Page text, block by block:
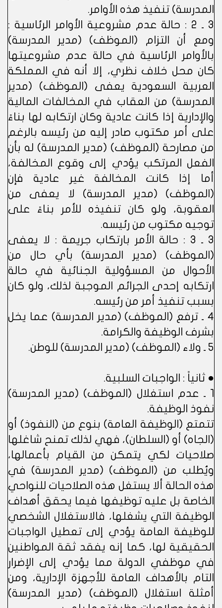
المدرسة) تنفيذ هذه الأوامر.
3 ـ 2 : حالة عدم مشروعية الأوامر الرئاسية :
ومع أن التزام (الموظف) (مدير المدرسة)
بالأوامر الرئاسية في حالة عدم مشروعيتها
كان محل خلاف نظري، إلا أنه في المملكة
العربية السعودية يعفى (الموظف) (مدير
المدرسة) من العقاب في المخالفات المالية
والإدارية إذا كانت عادية وكان ارتكابه لها بناءً
على أمر مكتوب صادر إليه من رئيسه بالرغم
من مصارحة (الموظف) (مدير المدرسة) له بأن
الفعل المرتكب يؤدي إلى وقوع المخالفة،
أما إذا كانت المخالفة غير عادية فإن
(الموظف) (مدير المدرسة) لا يعفى من
العقوبة، ولو كان تنفيذه للأمر بناءً على
توجيه مكتوب من رئيسه.
3 ـ 3 : حالة الأمر بارتكاب جريمة : لا يعفى
(الموظف) (مدير المدرسة) بأي حال من
الأحوال من المسؤولية الجنائية في حالة
ارتكابه إحدى الجرائم الموجبة لذلك، ولو كان
بسبب تنفيذ أمر من رئيسه.
4 ـ ترفع (الموظف) (مدير المدرسة) عما يخل
بشرف الوظيفة والكرامة.
5 ـ ولاء (الموظف) (مدير المدرسة) للوطن.
● ثانياً : الواجبات السلبية.
1 ـ عدم استغلال (الموظف) (مدير المدرسة)
نفوذ الوظيفة.
تتمتع (الوظيفة العامة) بنوع من (النفوذ) أو
(الجاه) أو (السلطان)، فهي لذلك تمنح شاغلها
صلاحيات لكي يتمكن من القيام بأعمالها،
ويُطلب من (الموظف) (مدير المدرسة) في
هذه الحالة ألا يستغل هذه الصلاحيات للنواحي
الخاصة بل عليه توظيفها فيما يحقق أهداف
الوظيفة التي يشغلها، فالاستغلال الشخصي
للوظيفة العامة يؤدي إلى تعطيل الواجبات
الحقيقية لها، كما إنه يفقد ثقة المواطنين
في موظفي الدولة مما يؤدي إلى الإضرار
التام بالأهداف العامة للأجهزة الإدارية، ومن
أمثلة استغلال (الموظف) (مدير المدرسة)